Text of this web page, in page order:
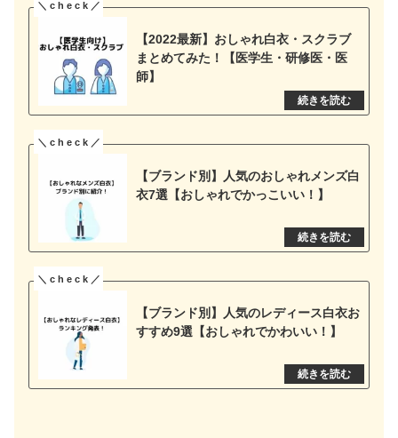
【2022最新】おしゃれ白衣・スクラブ
まとめてみた！【医学生・研修医・医
師】
【ブランド別】人気のおしゃれメンズ白
衣7選【おしゃれでかっこいい！】
【ブランド別】人気のレディース白衣お
すすめ9選【おしゃれでかわいい！】